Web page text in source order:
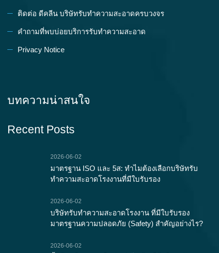
ติดต่อ ดีคลีน บริษัทรับทำความสะอาดครบวงจร
คำถามที่พบบ่อยบริการรับทำความสะอาด
Privacy Notice
บทความน่าสนใจ
Recent Posts
2026-06-02
มาตรฐาน ISO และ 5ส: ทำไมต้องเลือกบริษัทรับ
ทำความสะอาดโรงงานที่มีใบรับรอง
2026-06-02
บริษัทรับทำความสะอาดโรงงาน ที่มีใบรับรอง
มาตรฐานความปลอดภัย (Safety) สำคัญอย่างไร?
2026-06-02